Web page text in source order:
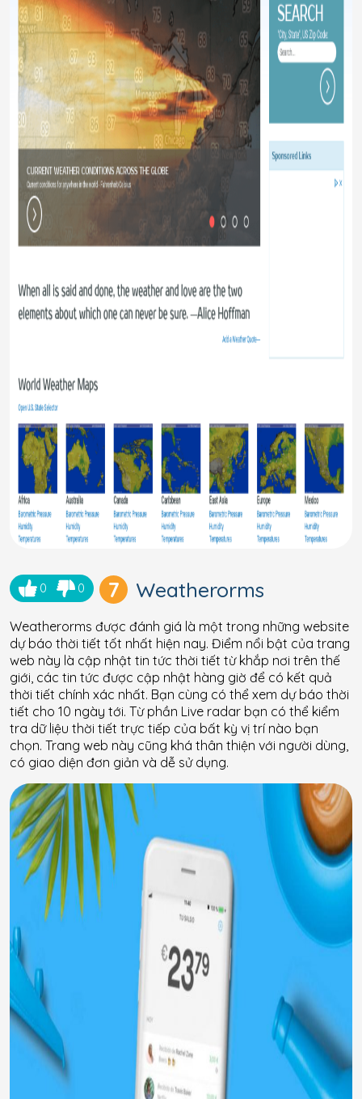
0 0 7 Weatherorms
Weatherorms được đánh giá là một trong những website
dự báo thời tiết tốt nhất hiện nay. Điểm nổi bật của trang
web này là cập nhật tin tức thời tiết từ khắp nơi trên thế
giới, các tin tức được cập nhật hàng giờ để có kết quả
thời tiết chính xác nhất. Bạn cùng có thể xem dự báo thời
tiết cho 10 ngày tới. Từ phần Live radar bạn có thể kiểm
tra dữ liệu thời tiết trực tiếp của bất kỳ vị trí nào bạn
chọn. Trang web này cũng khá thân thiện với người dùng,
có giao diện đơn giản và dễ sử dụng.